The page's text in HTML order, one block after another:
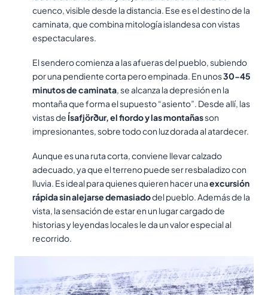
cuenco, visible desde la distancia. Ese es el destino de la
caminata, que combina mitología islandesa con vistas
espectaculares.
El sendero comienza a las afueras del pueblo, subiendo
por una pendiente corta pero empinada. En unos30-45
minutos de caminata, se alcanza la depresión en la
montaña que forma el supuesto “asiento”. Desde allí, las
vistas de Ísafjörður, el fiordo y las montañasson
impresionantes, sobre todo con luz dorada al atardecer.
Aunque es una ruta corta, conviene llevar calzado
adecuado, ya que el terreno puede ser resbaladizo con
lluvia. Es ideal para quienes quieren hacer unaexcursión
rápida sin alejarse demasiadodel pueblo. Además de la
vista, la sensación de estar en un lugar cargado de
historias y leyendas locales le da un valor especial al
recorrido.